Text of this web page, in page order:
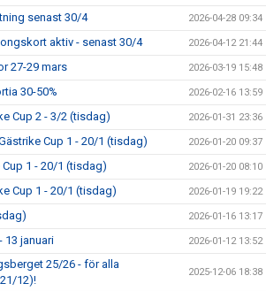
senast 30/4 2026-04-28 09:34
aktiv - senast 30/4 2026-04-12 21:44
27-29 mars 2026-03-19 15:48
30-50% 2026-02-16 13:59
Cup 2 - 3/2 (tisdag) 2026-01-31 23:36
Cup 1 - 20/1 (tisdag) 2026-01-20 09:37
1 - 20/1 (tisdag) 2026-01-20 08:10
Cup 1 - 20/1 (tisdag) 2026-01-19 19:22
2026-01-16 13:17
13 januari 2026-01-12 13:52
25/26 - för alla
12)!
2025-12-06 18:38